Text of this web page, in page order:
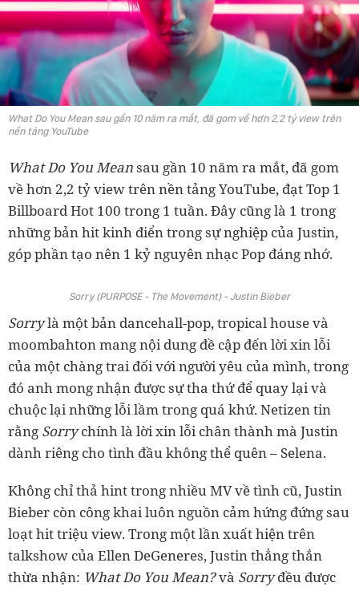
What Do You Mean sau gần 10 năm ra mắt, đã gom về hơn 2,2 tỷ view trên
nền tảng YouTube
What Do You Meansau gần 10 năm ra mắt, đã gom
về hơn 2,2 tỷ view trên nền tảng YouTube, đạt Top 1
Billboard Hot 100 trong 1 tuần. Đây cũng là 1 trong
những bản hit kinh điển trong sự nghiệp của Justin,
góp phần tạo nên 1 kỷ nguyên nhạc Pop đáng nhớ.
Sorry (PURPOSE - The Movement) - Justin Bieber
Sorrylà một bản dancehall-pop, tropical house và
moombahton mang nội dung đề cập đến lời xin lỗi
của một chàng trai đối với người yêu của mình, trong
đó anh mong nhận được sự tha thứ để quay lại và
chuộc lại những lỗi lầm trong quá khứ. Netizen tin
rằng Sorrychính là lời xin lỗi chân thành mà Justin
dành riêng cho tình đầu không thể quên – Selena.
Không chỉ thả hint trong nhiều MV về tình cũ, Justin
Bieber còn công khai luôn nguồn cảm hứng đứng sau
loạt hit triệu view. Trong một lần xuất hiện trên
talkshow của Ellen DeGeneres, Justin thẳng thắn
thừa nhận: What Do You Mean?và Sorryđều được